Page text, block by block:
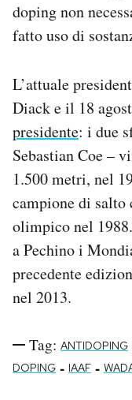
doping non
fatto uso di
L’attuale
Diack e il 18
presidente: i due
Sebastian Coe –
1.500 metri, nel
campione di salto
olimpico nel
a Pechino i
precedente
nel 2013.
Tag: ANTIDOPING
DOPING - IAAF -